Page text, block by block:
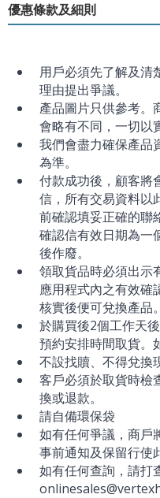
優惠條款及細則
用戶必須先了解及清
理由提出爭議。
產品圖片只供參考。
會略有不同，一切以
我們會盡力確保產品
為準。
付款成功後，顧客將
信，所有交易資料以
前確認填妥正確的聯
確認信有效日期為一
後作廢。
領取貨品時必須出示
應用程式內之有效確
核實後便可兌換產品。
於購買後2個工作天
預約安排時間取貨。
不設找贖、不得兌換
客戶必須於取貨時檢
換或退款。
請自備環保袋
如有任何爭議，商戶
事前通知及保留行使
如有任何查詢，請打